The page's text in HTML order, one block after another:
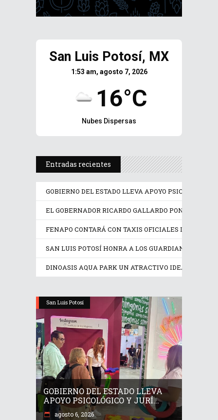
San Luis Potosí, MX
1:53 am, agosto 7, 2026
16°C
Nubes Dispersas
Entradas recientes
GOBIERNO DEL ESTADO LLEVA APOYO
EL GOBERNADOR RICARDO GALLARDO PONE EN
FENAPO CONTARÁ CON TAXIS OFICIALES
SAN LUIS POTOSÍ HONRA A LOS GUARDIANES DE SU
DINOASIS AQUA PARK UN ATRACTIVO IDEAL EN
San Luis Potosí
GOBIERNO DEL ESTADO LLEVA
APOYO PSICOLÓGICO Y JURÍ...
agosto 6, 2026